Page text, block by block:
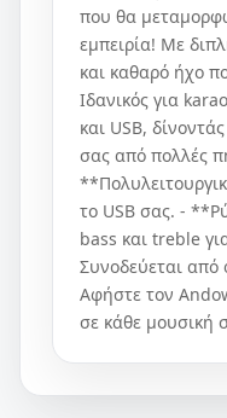
που θα
εμπειρία! Με
και καθαρό ήχο
Ιδανικός για
και USB,
σας από πολλές
το USB σας. -
bass και treble
Συνοδεύεται από
Αφήστε τον
σε κάθε μουσική